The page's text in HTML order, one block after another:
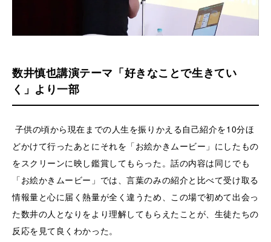
数井慎也講演テーマ「好きなことで生きてい
く」より一部
子供の頃から現在までの人生を振りかえる自己紹介を10分ほ
どかけて行ったあとにそれを「お絵かきムービー」にしたもの
をスクリーンに映し鑑賞してもらった。話の内容は同じでも
「お絵かきムービー」では、言葉のみの紹介と比べて受け取る
情報量と心に届く熱量が全く違うため、この場で初めて出会っ
た数井の人となりをより理解してもらえたことが、生徒たちの
反応を見て良くわかった。